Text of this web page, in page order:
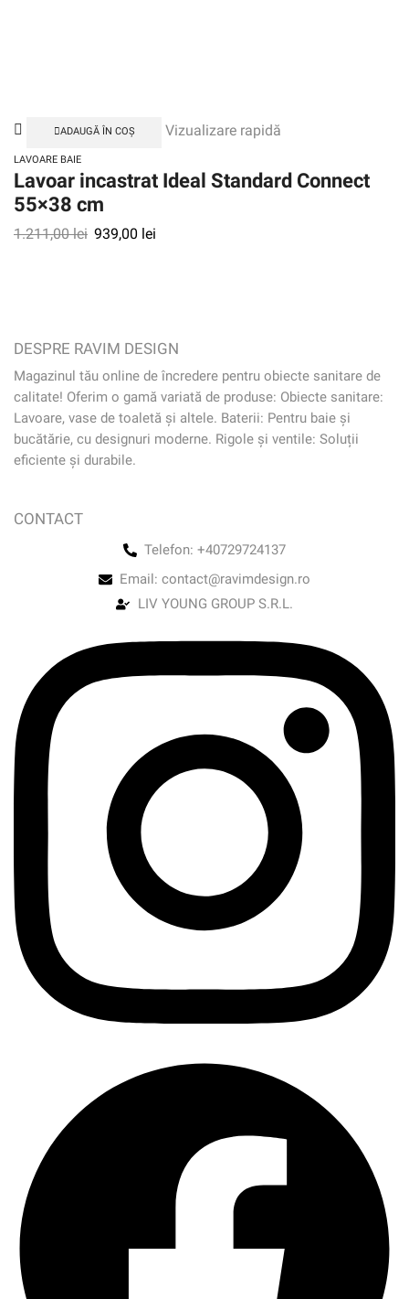
ADAUGĂ ÎN COȘ Vizualizare rapidă
LAVOARE BAIE
Lavoar incastrat Ideal Standard Connect
55×38 cm
1.211,00lei 939,00 lei
DESPRE RAVIM DESIGN
Magazinul tău online de încredere pentru obiecte sanitare de
calitate! Oferim o gamă variată de produse: Obiecte sanitare:
Lavoare, vase de toaletă și altele. Baterii: Pentru baie și
bucătărie, cu designuri moderne. Rigole și ventile: Soluții
eficiente și durabile.
CONTACT
Telefon: +40729724137
Email: contact@ravimdesign.ro
LIV YOUNG GROUP S.R.L.